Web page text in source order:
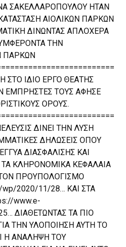
ΣΑΚΕΛΛΑΡΟΠΟΥΛΟΥ ΗΤΑΝ
ΑΙΟΛΙΚΩΝ ΠΑΡΚΩΝ
ΔΙΝΩΝΤΑΣ ΑΠΛΟΧΕΡΑ
ΤΗΝ
ΠΑΡΚΩΝ
ΣΤΟ ΙΔΙΟ ΕΡΓΟ ΘΕΑΤΗΣ
ΕΜΠΡΗΣΤΕΣ ΤΟΥΣ ΑΦΗΣΕ
ΟΡΟΥΣ.
ΔΙΝΕΙ ΤΗΝ ΛΥΣΗ
ΔΗΛΩΣΕΙΣ ΟΠΟΥ
ΔΙΑΣΦΑΛΙΣΗΣ ΚΑΙ
ΚΛΗΡΟΝΟΜΙΚΑ ΚΕΦΑΛΑΙΑ
ΠΡΟΥΠΟΛΟΓΙΣΜΟ
wp/2020/11/28… ΚΑΙ ΣΤΑ
www.e-
ΔΙΑΘΕΤΩΝΤΑΣ ΤΑ ΠΙΟ
ΤΗΝ ΥΛΟΠΟΙΗΣΗ ΑΥΤΗ ΤΟ
Η ΑΝΑΛΗΨΗ ΤΟΥ